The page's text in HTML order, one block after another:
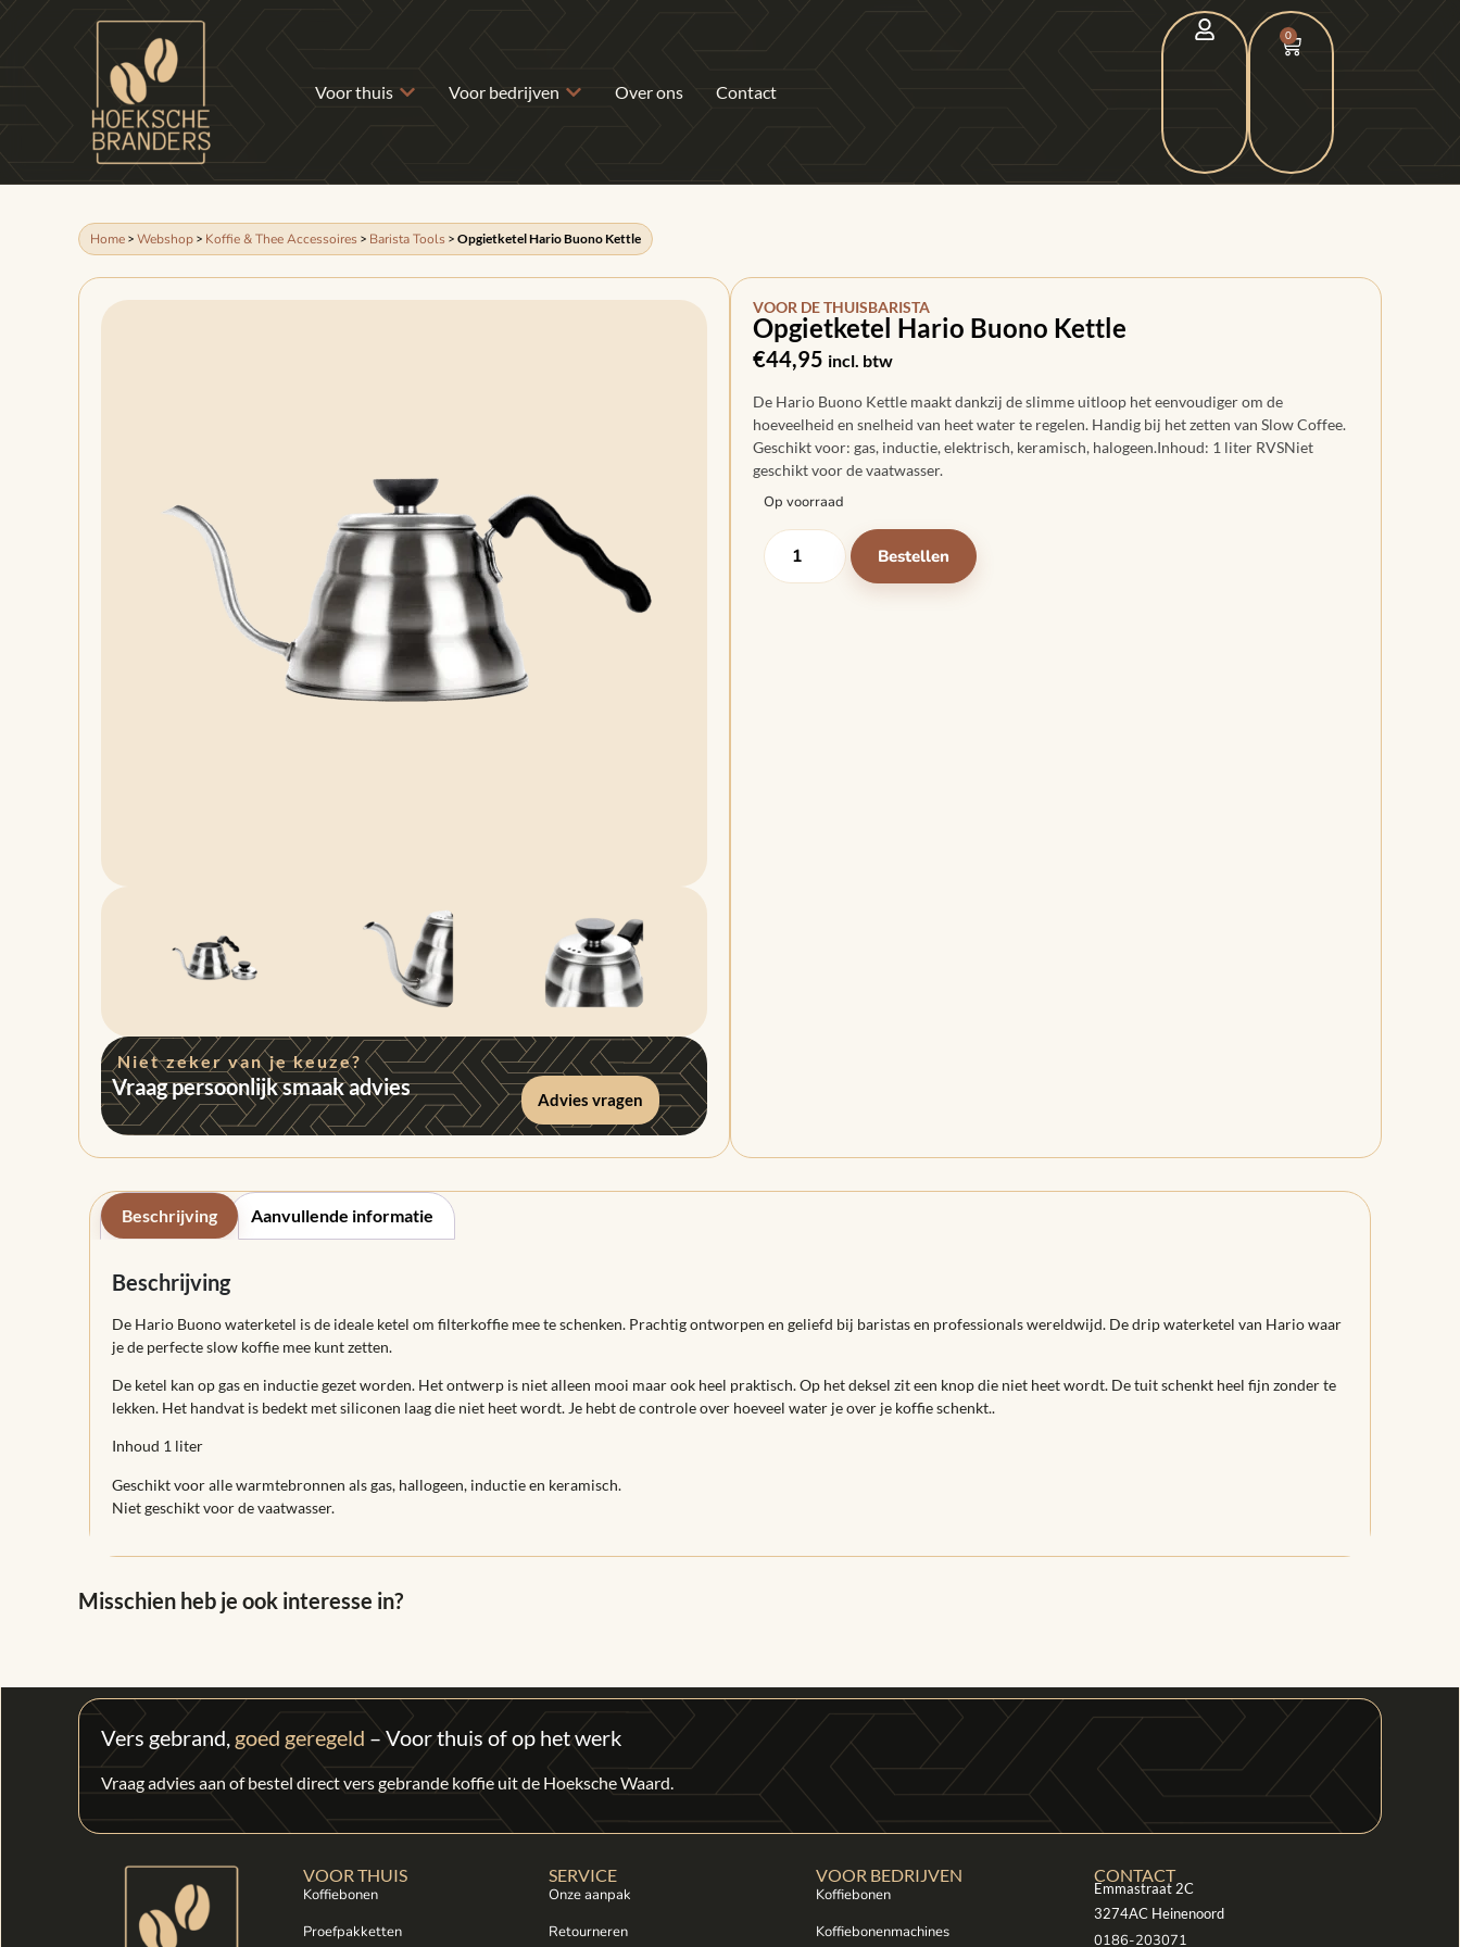
Voor thuis Voor bedrijven Over ons Contact
0
Home > Webshop > Koffie & Thee Accessoires > Barista Tools > Opgietketel Hario Buono Kettle
Niet zeker van je keuze?
Vraag persoonlijk smaak advies Advies vragen
VOOR DE THUISBARISTA
Opgietketel Hario Buono Kettle
€44,95 incl. btw
De Hario Buono Kettle maakt dankzij de slimme uitloop het eenvoudiger om de
hoeveelheid en snelheid van heet water te regelen. Handig bij het zetten van Slow Coffee.
Geschikt voor: gas, inductie, elektrisch, keramisch, halogeen.Inhoud: 1 liter RVSNiet
geschikt voor de vaatwasser.
Op voorraad
Bestellen
Beschrijving Aanvullende informatie
Beschrijving
De Hario Buono waterketel is de ideale ketel om filterkoffie mee te schenken. Prachtig ontworpen en geliefd bij baristas en professionals wereldwijd. De drip waterketel van Hario waar
je de perfecte slow koffie mee kunt zetten.
De ketel kan op gas en inductie gezet worden. Het ontwerp is niet alleen mooi maar ook heel praktisch. Op het deksel zit een knop die niet heet wordt. De tuit schenkt heel fijn zonder te
lekken. Het handvat is bedekt met siliconen laag die niet heet wordt. Je hebt de controle over hoeveel water je over je koffie schenkt..
Inhoud 1 liter
Geschikt voor alle warmtebronnen als gas, hallogeen, inductie en keramisch.
Niet geschikt voor de vaatwasser.
Misschien heb je ook interesse in?
Vers gebrand, goed geregeld – Voor thuis of op het werk
Vraag advies aan of bestel direct vers gebrande koffie uit de Hoeksche Waard.
VOOR THUIS
Koffiebonen
Proefpakketten
SERVICE
Onze aanpak
Retourneren
VOOR BEDRIJVEN
Koffiebonen
Koffiebonenmachines
CONTACT
Emmastraat 2C
3274AC Heinenoord
0186-203071